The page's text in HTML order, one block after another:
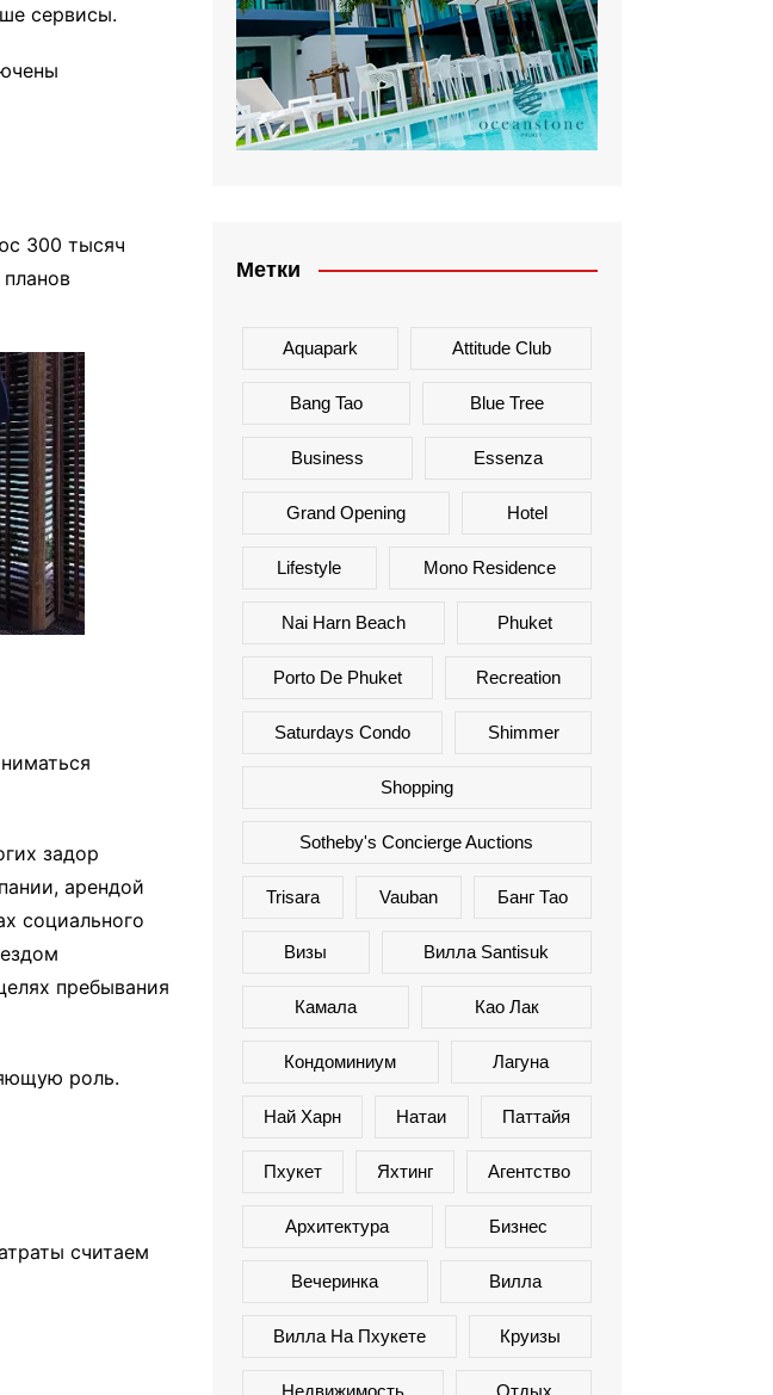
сервисы.
300 тысяч
задор
арендой
социального
пребывания
роль.
считаем
Метки
Aquapark Attitude Club
Bang Tao Blue Tree
Business Essenza
Grand Opening Hotel
Lifestyle Mono Residence
Nai Harn Beach Phuket
Porto De Phuket Recreation
Saturdays Condo Shimmer
Shopping
Sotheby's Concierge Auctions
Trisara Vauban Банг Тао
Визы Вилла Santisuk
Камала Као Лак
Кондоминиум Лагуна
Най Харн Натаи Паттайя
Пхукет Яхтинг Агентство
Архитектура Бизнес
Вечеринка Вилла
Вилла На Пхукете Круизы
Недвижимость Отдых